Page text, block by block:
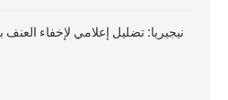
نيجيريا: تضليل إعلامي لإخفاء